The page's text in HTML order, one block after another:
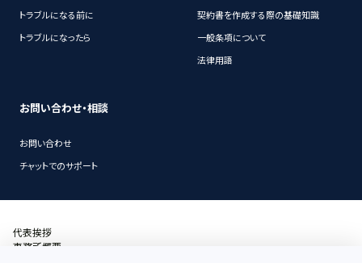
トラブルになる前に
トラブルになったら
契約書を作成する際の基礎知識
一般条項について
法律用語
お問い合わせ・相談
お問い合わせ
チャットでのサポート
代表挨拶
事務所概要